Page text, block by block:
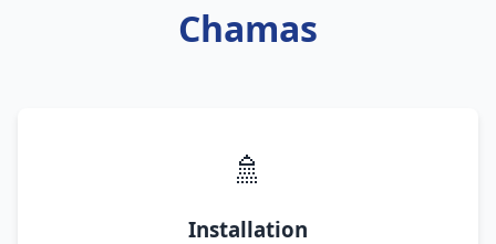
Chamas
🚿
Installation